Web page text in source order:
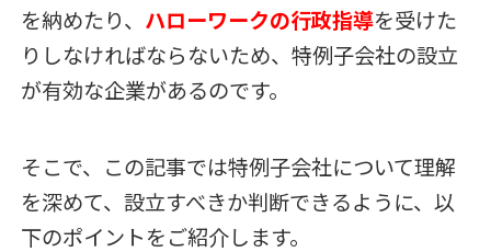
を納めたり、 ハローワークの行政指導を受けた
りしなければならないため、特例子会社の設立
が有効な企業があるのです。
そこで、この記事では特例子会社について理解
を深めて、設立すべきか判断できるように、以
下のポイントをご紹介します。